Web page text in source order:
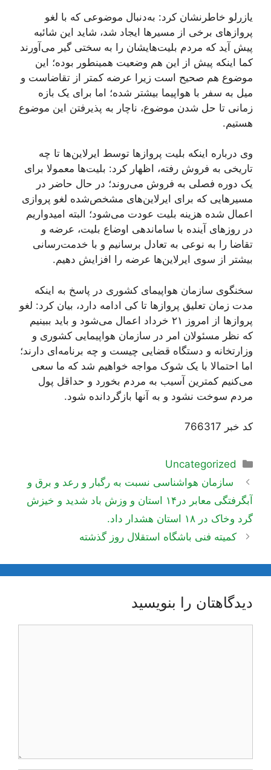
یازرلو خاطرنشان کرد: به‌دنبال موضوعی که با لغو
پروازهای برخی از مسیرها ایجاد شد، شاید این شائبه
پیش آید که مردم بلیت‌هایشان را به سختی گیر می‌آورند
کما اینکه پیش از این هم وضعیت همینطور بوده؛ این
موضوع هم صحیح است زیرا عرضه کمتر از تقاضاست و
میل به سفر با هواپیما بیشتر شده؛ اما برای یک بازه
زمانی تا حل شدن موضوع، ناچار به پذیرفتن این موضوع
هستیم.
وی درباره اینکه بلیت پروازها توسط ایرلاین‌ها تا چه
تاریخی به فروش رفته، اظهار کرد: بلیت‌ها معمولا برای
یک دوره فصلی به فروش می‌روند؛ در حال حاضر در
مسیرهایی که برای ایرلاین‌های مشخص‌شده لغو پروازی
اعمال شده هزینه بلیت عودت می‌شود؛ البته امیدواریم
در روزهای آینده با ساماندهی اوضاع بلیت، عرضه و
تقاضا را به نوعی به تعادل برسانیم و با خدمت‌رسانی
بیشتر از سوی ایرلاین‌ها عرضه را افزایش دهیم.
سخنگوی سازمان هواپیمای کشوری در پاسخ به اینکه
مدت زمان تعلیق پروازها تا کی ادامه دارد، بیان کرد: لغو
پروازها از امروز ۲۱ خرداد اعمال می‌شود و باید ببینیم
که نظر مسئولان امر در سازمان هواپیمایی کشوری و
وزارتخانه و دستگاه‌ قضایی چیست و چه برنامه‌ای دارند؛
اما احتمالا با یک شوک مواجه خواهیم شد که ما سعی
می‌کنیم کمترین آسیب به مردم بخورد و حداقل پول
مردم سوخت نشود و به آنها بازگردانده شود.
کد خبر 766317
دسته‌ها
Uncategorized
ناوبری
نوشته‌ها
سازمان هواشناسی نسبت به رگبار و رعد و برق و
آبگرفتگی معابر در۱۴ استان و وزش باد شدید و خیزش
گرد وخاک در ۱۸ استان هشدار داد.
کمیته فنی باشگاه استقلال روز گذشته
دیدگاهتان را بنویسید